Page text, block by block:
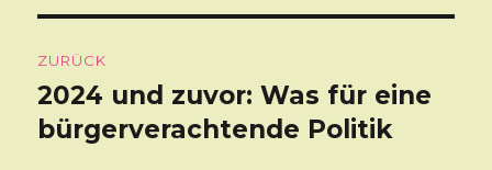
ZURÜCK
Vorheriger
Beitrag:
2024 und zuvor: Was für eine
bürgerverachtende Politik